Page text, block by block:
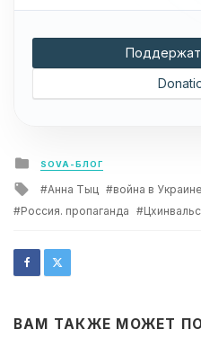
Posted
in
SOVA-БЛОГ
Tagged
Анна Тыц война в Украине
Россия. пропаганда
ВАМ ТАКЖЕ МОЖЕТ